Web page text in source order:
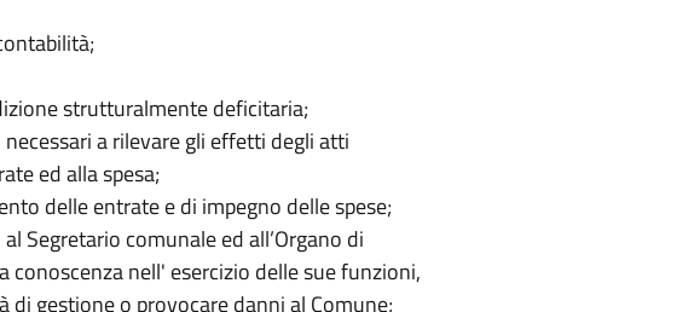
strutturalmente deficitaria;
a rilevare gli effetti degli atti
ed alla spesa;
delle entrate e di impegno delle spese;
Segretario comunale ed all’Organo di
nell' esercizio delle sue funzioni,
gestione o provocare danni al Comune;